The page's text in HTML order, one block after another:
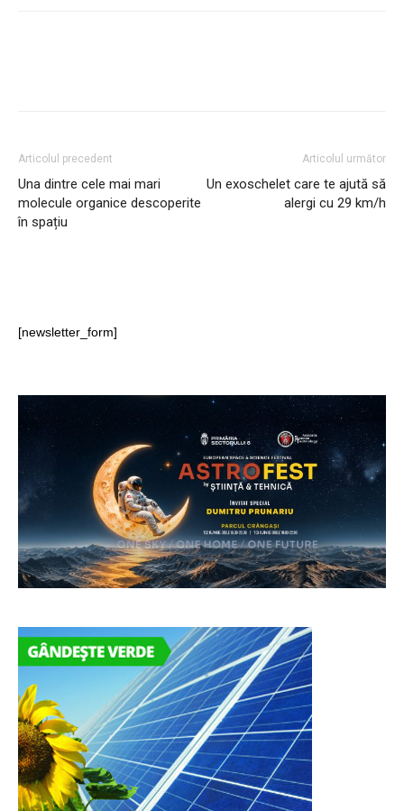
Articolul precedent
Una dintre cele mai mari
molecule organice descoperite
în spațiu
Articolul următor
Un exoschelet care te ajută să
alergi cu 29 km/h
[newsletter_form]